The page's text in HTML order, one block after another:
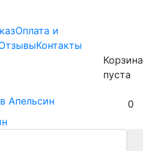
Оплата и
Контакты
Корзина
пуста
0